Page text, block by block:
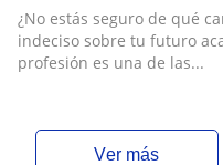
¿No estás seguro de qué
indeciso sobre tu futuro
profesión es una de las...
ver más